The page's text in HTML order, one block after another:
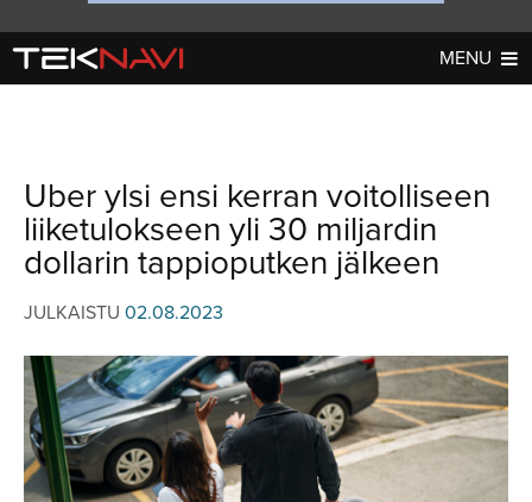
MENU
AJETUT
KOMMENTTI
HUHUT
TESTIT
KOMMENTTI
KILPAILUT
TV-OHJELMA
HAKU
Hae
Uber ylsi ensi kerran voitolliseen
liiketulokseen yli 30 miljardin
dollarin tappioputken jälkeen
JULKAISTU 02.08.2023